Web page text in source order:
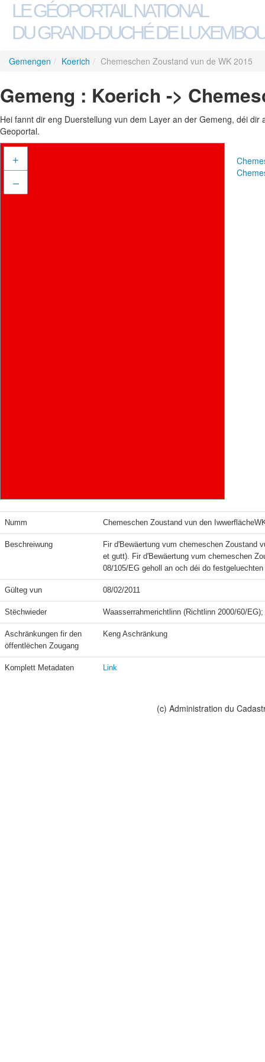
LE GÉOPORTAIL NATIONAL
DU GRAND-DUCHÉ DE
Gemengen / Koerich / Chemeschen Zoustand vun de WK 2015
Gemeng : Koerich ->
Hei fannt dir eng Duerstellung vun dem Layer an der Gemeng, déi
Geoportal.
+
–
Numm Chemeschen Zoustand vun den
Beschreiwung
Fir d'Bewäertung vum chemeschen Zoustand
et gutt). Fir d'Bewäertung vum chemeschen
08/105/EG geholl an och déi do
Gülteg vun 08/02/2011
Stëchwieder Waasserrahmerichtlinn (Richtlinn 2000/60/
Aschränkungen fir den
öffentlëchen Zougang
Keng Aschränkung
Komplett Metadaten Link
(c) Administration du